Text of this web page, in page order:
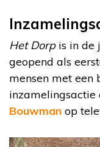
Het Dorpis in de
geopend als
mensen met een
Bouwman op